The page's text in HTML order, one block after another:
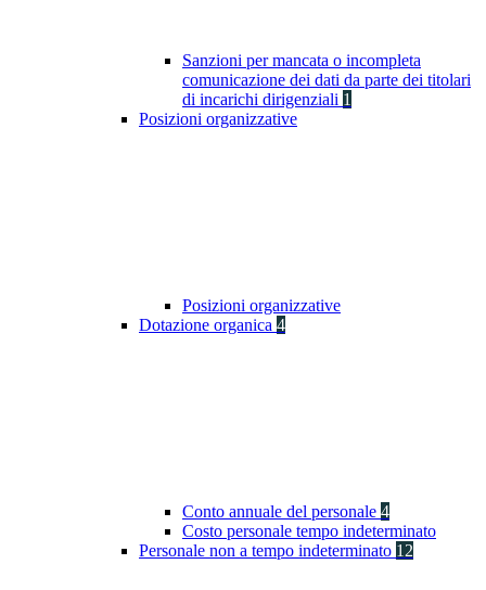
Sanzioni per mancata o incompleta
comunicazione dei dati da parte dei titolari
di incarichi dirigenziali 1
Posizioni organizzative
Posizioni organizzative
Dotazione organica 4
Conto annuale del personale 4
Costo personale tempo indeterminato
Personale non a tempo indeterminato 12